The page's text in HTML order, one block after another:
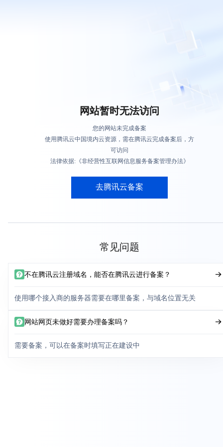
网站暂时无法访问
您的网站未完成备案
使用腾讯云中国境内云资源，需在腾讯云完成备案后，方
可访问
法律依据:《非经营性互联网信息服务备案管理办法》
去腾讯云备案
常见问题
不在腾讯云注册域名，能否在腾讯云进行备案？
使用哪个接入商的服务器需要在哪里备案，与域名位置无关
网站网页未做好需要办理备案吗？
需要备案，可以在备案时填写正在建设中